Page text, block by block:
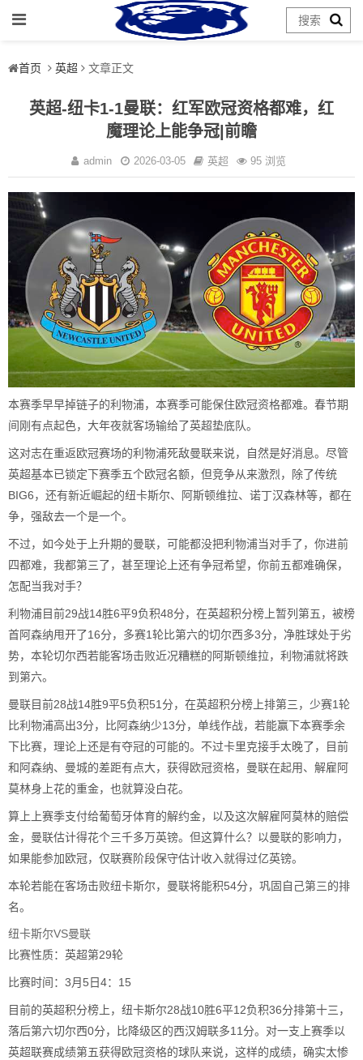
首页 英超 文章正文
英超-纽卡1-1曼联：红军欧冠资格都难，红
魔理论上能争冠|前瞻
admin 2026-03-05 英超 95 浏览
本赛季早早掉链子的利物浦，本赛季可能保住欧冠资格都难。春节期
间刚有点起色，大年夜就客场输给了英超垫底队。
这对志在重返欧冠赛场的利物浦死敌曼联来说，自然是好消息。尽管
英超基本已锁定下赛季五个欧冠名额，但竞争从来激烈，除了传统
BIG6，还有新近崛起的纽卡斯尔、阿斯顿维拉、诺丁汉森林等，都在
争，强敌去一个是一个。
不过，如今处于上升期的曼联，可能都没把利物浦当对手了，你进前
四都难，我都第三了，甚至理论上还有争冠希望，你前五都难确保，
怎配当我对手？
利物浦目前29战14胜6平9负积48分，在英超积分榜上暂列第五，被榜
首阿森纳甩开了16分，多赛1轮比第六的切尔西多3分，净胜球处于劣
势，本轮切尔西若能客场击败近况糟糕的阿斯顿维拉，利物浦就将跌
到第六。
曼联目前28战14胜9平5负积51分，在英超积分榜上排第三，少赛1轮
比利物浦高出3分，比阿森纳少13分，单线作战，若能赢下本赛季余
下比赛，理论上还是有夺冠的可能的。不过卡里克接手太晚了，目前
和阿森纳、曼城的差距有点大，获得欧冠资格，曼联在起用、解雇阿
莫林身上花的重金，也就算没白花。
算上上赛季支付给葡萄牙体育的解约金，以及这次解雇阿莫林的赔偿
金，曼联估计得花个三千多万英镑。但这算什么？以曼联的影响力，
如果能参加欧冠，仅联赛阶段保守估计收入就得过亿英镑。
本轮若能在客场击败纽卡斯尔，曼联将能积54分，巩固自己第三的排
名。
纽卡斯尔VS曼联
比赛性质：英超第29轮
比赛时间：3月5日4：15
目前的英超积分榜上，纽卡斯尔28战10胜6平12负积36分排第十三，
落后第六切尔西0分，比降级区的西汉姆联多11分。对一支上赛季以
英超联赛成绩第五获得欧冠资格的球队来说，这样的成绩，确实太惨